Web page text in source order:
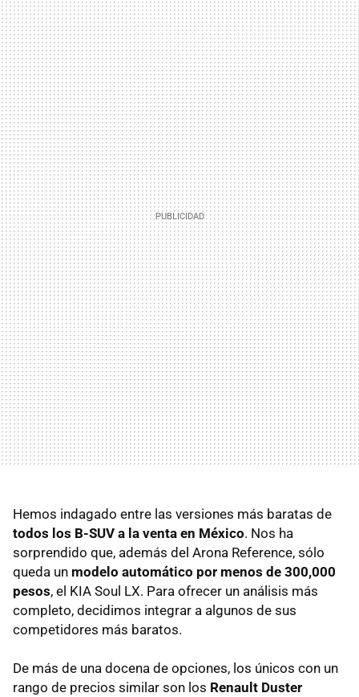
Hemos indagado entre las versiones más baratas de
todos los B-SUV a la venta en México. Nos ha
sorprendido que, además del Arona Reference, sólo
queda un modelo automático por menos de 300,000
pesos, el KIA Soul LX. Para ofrecer un análisis más
completo, decidimos integrar a algunos de sus
competidores más baratos.
De más de una docena de opciones, los únicos con un
rango de precios similar son los Renault Duster